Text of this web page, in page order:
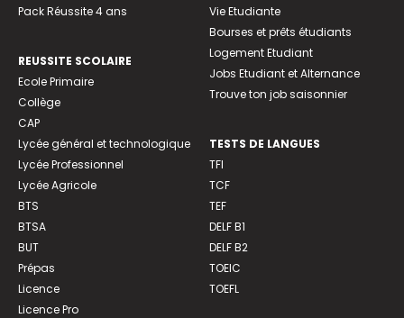
Pack Réussite 4 ans
REUSSITE SCOLAIRE
Ecole Primaire
Collège
CAP
Lycée général et technologique
Lycée Professionnel
Lycée Agricole
BTS
BTSA
BUT
Prépas
Licence
Licence Pro
Vie Etudiante
Bourses et prêts étudiants
Logement Etudiant
Jobs Etudiant et Alternance
Trouve ton job saisonnier
TESTS DE LANGUES
TFI
TCF
TEF
DELF B1
DELF B2
TOEIC
TOEFL